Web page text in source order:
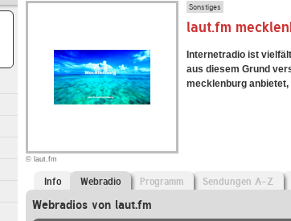
© laut.fm
Sonstiges
laut.fm
Internetradio ist
aus diesem Grund
mecklenburg anbietet,
Info Webradio Programm Sendungen A-Z
Webradios von laut.fm